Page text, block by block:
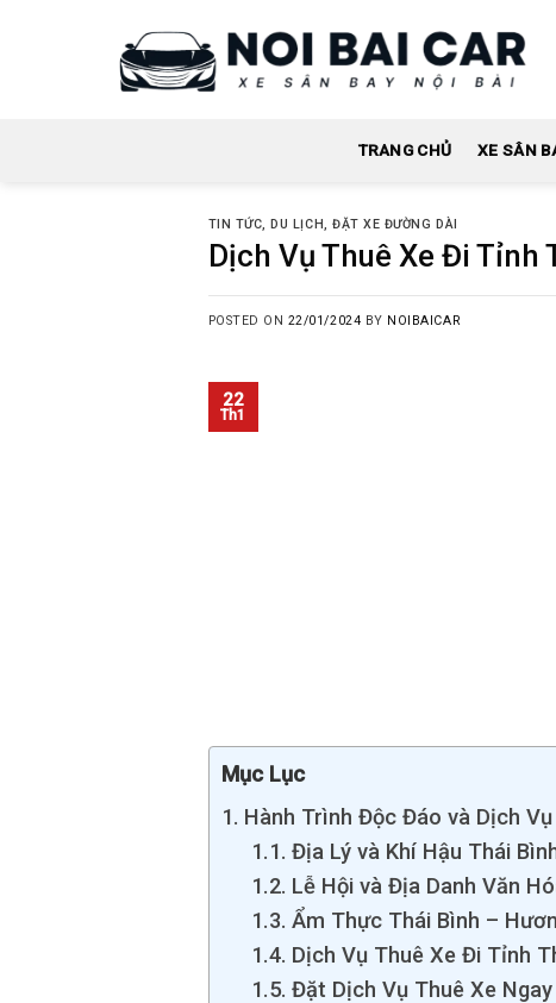
TRANG CHỦ XE SÂN
TIN TỨC,DU LỊCH,ĐẶT XE ĐƯỜNG DÀI
Dịch Vụ Thuê Xe Đi Tỉnh
POSTED ON 22/01/2024 BY NOIBAICAR
22
Th1
Mục Lục
Hành Trình Độc Đáo và Dịch
Địa Lý và Khí Hậu Thái
Lễ Hội và Địa Danh Văn
Ẩm Thực Thái Bình –
Dịch Vụ Thuê Xe Đi Tỉnh
Đặt Dịch Vụ Thuê Xe